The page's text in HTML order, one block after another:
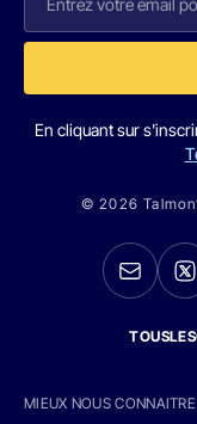
En cliquant sur
© 2026
MIEUX NOUS CONNAITRE